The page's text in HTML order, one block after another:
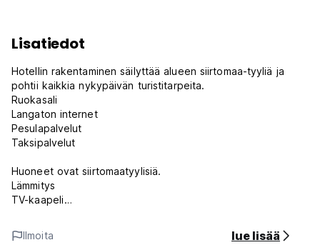
Lisatiedot
Hotellin rakentaminen säilyttää alueen siirtomaa-tyyliä ja
pohtii kaikkia nykypäivän turistitarpeita.
Ruokasali
Langaton internet
Pesulapalvelut
Taksipalvelut
Huoneet ovat siirtomaatyylisiä.
Lämmitys
TV-kaapeli
Hiustenkuivaaja
PC-tietokone tilauksesta (Auto-translated from original
Ilmoita lue lisää